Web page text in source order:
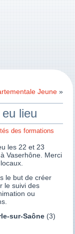
Jeune»
lieu
des formations
les 22 et 23
Vaserhône. Merci
le but de créer
le suivi des
ou
sur-Saône (3)